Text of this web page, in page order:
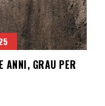
ANNI, GRAU PER